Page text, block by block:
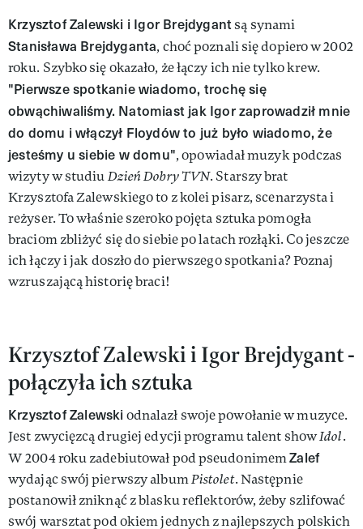
Krzysztof Zalewski i Igor Brejdygantsą synami
Stanisława Brejdyganta, choć poznali się dopiero w 2002
roku. Szybko się okazało, że łączy ich nie tylko krew.
"Pierwsze spotkanie wiadomo, trochę się
obwąchiwaliśmy. Natomiast jak Igor zaprowadził mnie
do domu i włączył Floydów to już było wiadomo, że
jesteśmy u siebie w domu", opowiadał muzyk podczas
wizyty w studiuDzień Dobry TVN. Starszy brat
Krzysztofa Zalewskiego to z kolei pisarz, scenarzysta i
reżyser. To właśnie szeroko pojęta sztuka pomogła
braciom zbliżyć się do siebie po latach rozłąki. Co jeszcze
ich łączy i jak doszło do pierwszego spotkania? Poznaj
wzruszającą historię braci!
Krzysztof Zalewski i Igor Brejdygant -
połączyła ich sztuka
Krzysztof Zalewski odnalazł swoje powołanie w muzyce.
Jest zwycięzcą drugiej edycji programu talent showIdol.
W 2004 roku zadebiutował pod pseudonimemZalef
wydając swój pierwszy albumPistolet. Następnie
postanowił zniknąć z blasku reflektorów, żeby szlifować
swój warsztat pod okiem jednych z najlepszych polskich